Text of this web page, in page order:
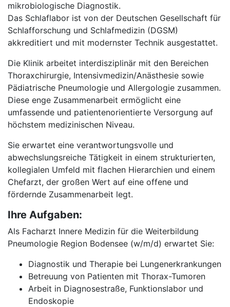
mikrobiologische Diagnostik.
Das Schlaflabor ist von der Deutschen Gesellschaft für
Schlafforschung und Schlafmedizin (DGSM)
akkreditiert und mit modernster Technik ausgestattet.
Die Klinik arbeitet interdisziplinär mit den Bereichen
Thoraxchirurgie, Intensivmedizin/Anästhesie sowie
Pädiatrische Pneumologie und Allergologie zusammen.
Diese enge Zusammenarbeit ermöglicht eine
umfassende und patientenorientierte Versorgung auf
höchstem medizinischen Niveau.
Sie erwartet eine verantwortungsvolle und
abwechslungsreiche Tätigkeit in einem strukturierten,
kollegialen Umfeld mit flachen Hierarchien und einem
Chefarzt, der großen Wert auf eine offene und
fördernde Zusammenarbeit legt.
Ihre Aufgaben:
Als Facharzt Innere Medizin für die Weiterbildung
Pneumologie Region Bodensee (w/m/d) erwartet Sie:
Diagnostik und Therapie bei Lungenerkrankungen
Betreuung von Patienten mit Thorax-Tumoren
Arbeit in Diagnosestraße, Funktionslabor und
Endoskopie